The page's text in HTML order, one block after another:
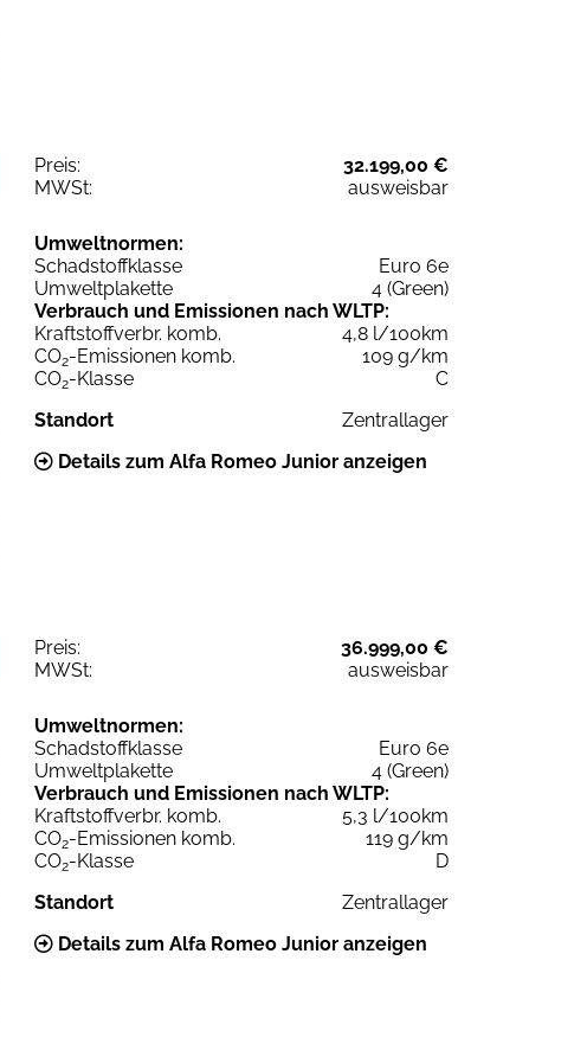
Preis:
32.199,00 €
MWSt:
ausweisbar
Umweltnormen:
Schadstoffklasse
Euro 6e
Umweltplakette
4 (Green)
Verbrauch und Emissionen nach WLTP:
Kraftstoffverbr. komb.
4,8 l/100km
CO2-Emissionen komb.
109 g/km
CO2-Klasse
C
Standort
Zentrallager
Details zum Alfa Romeo Junior anzeigen
Preis:
36.999,00 €
MWSt:
ausweisbar
Umweltnormen:
Schadstoffklasse
Euro 6e
Umweltplakette
4 (Green)
Verbrauch und Emissionen nach WLTP:
Kraftstoffverbr. komb.
5,3 l/100km
CO2-Emissionen komb.
119 g/km
CO2-Klasse
D
Standort
Zentrallager
Details zum Alfa Romeo Junior anzeigen